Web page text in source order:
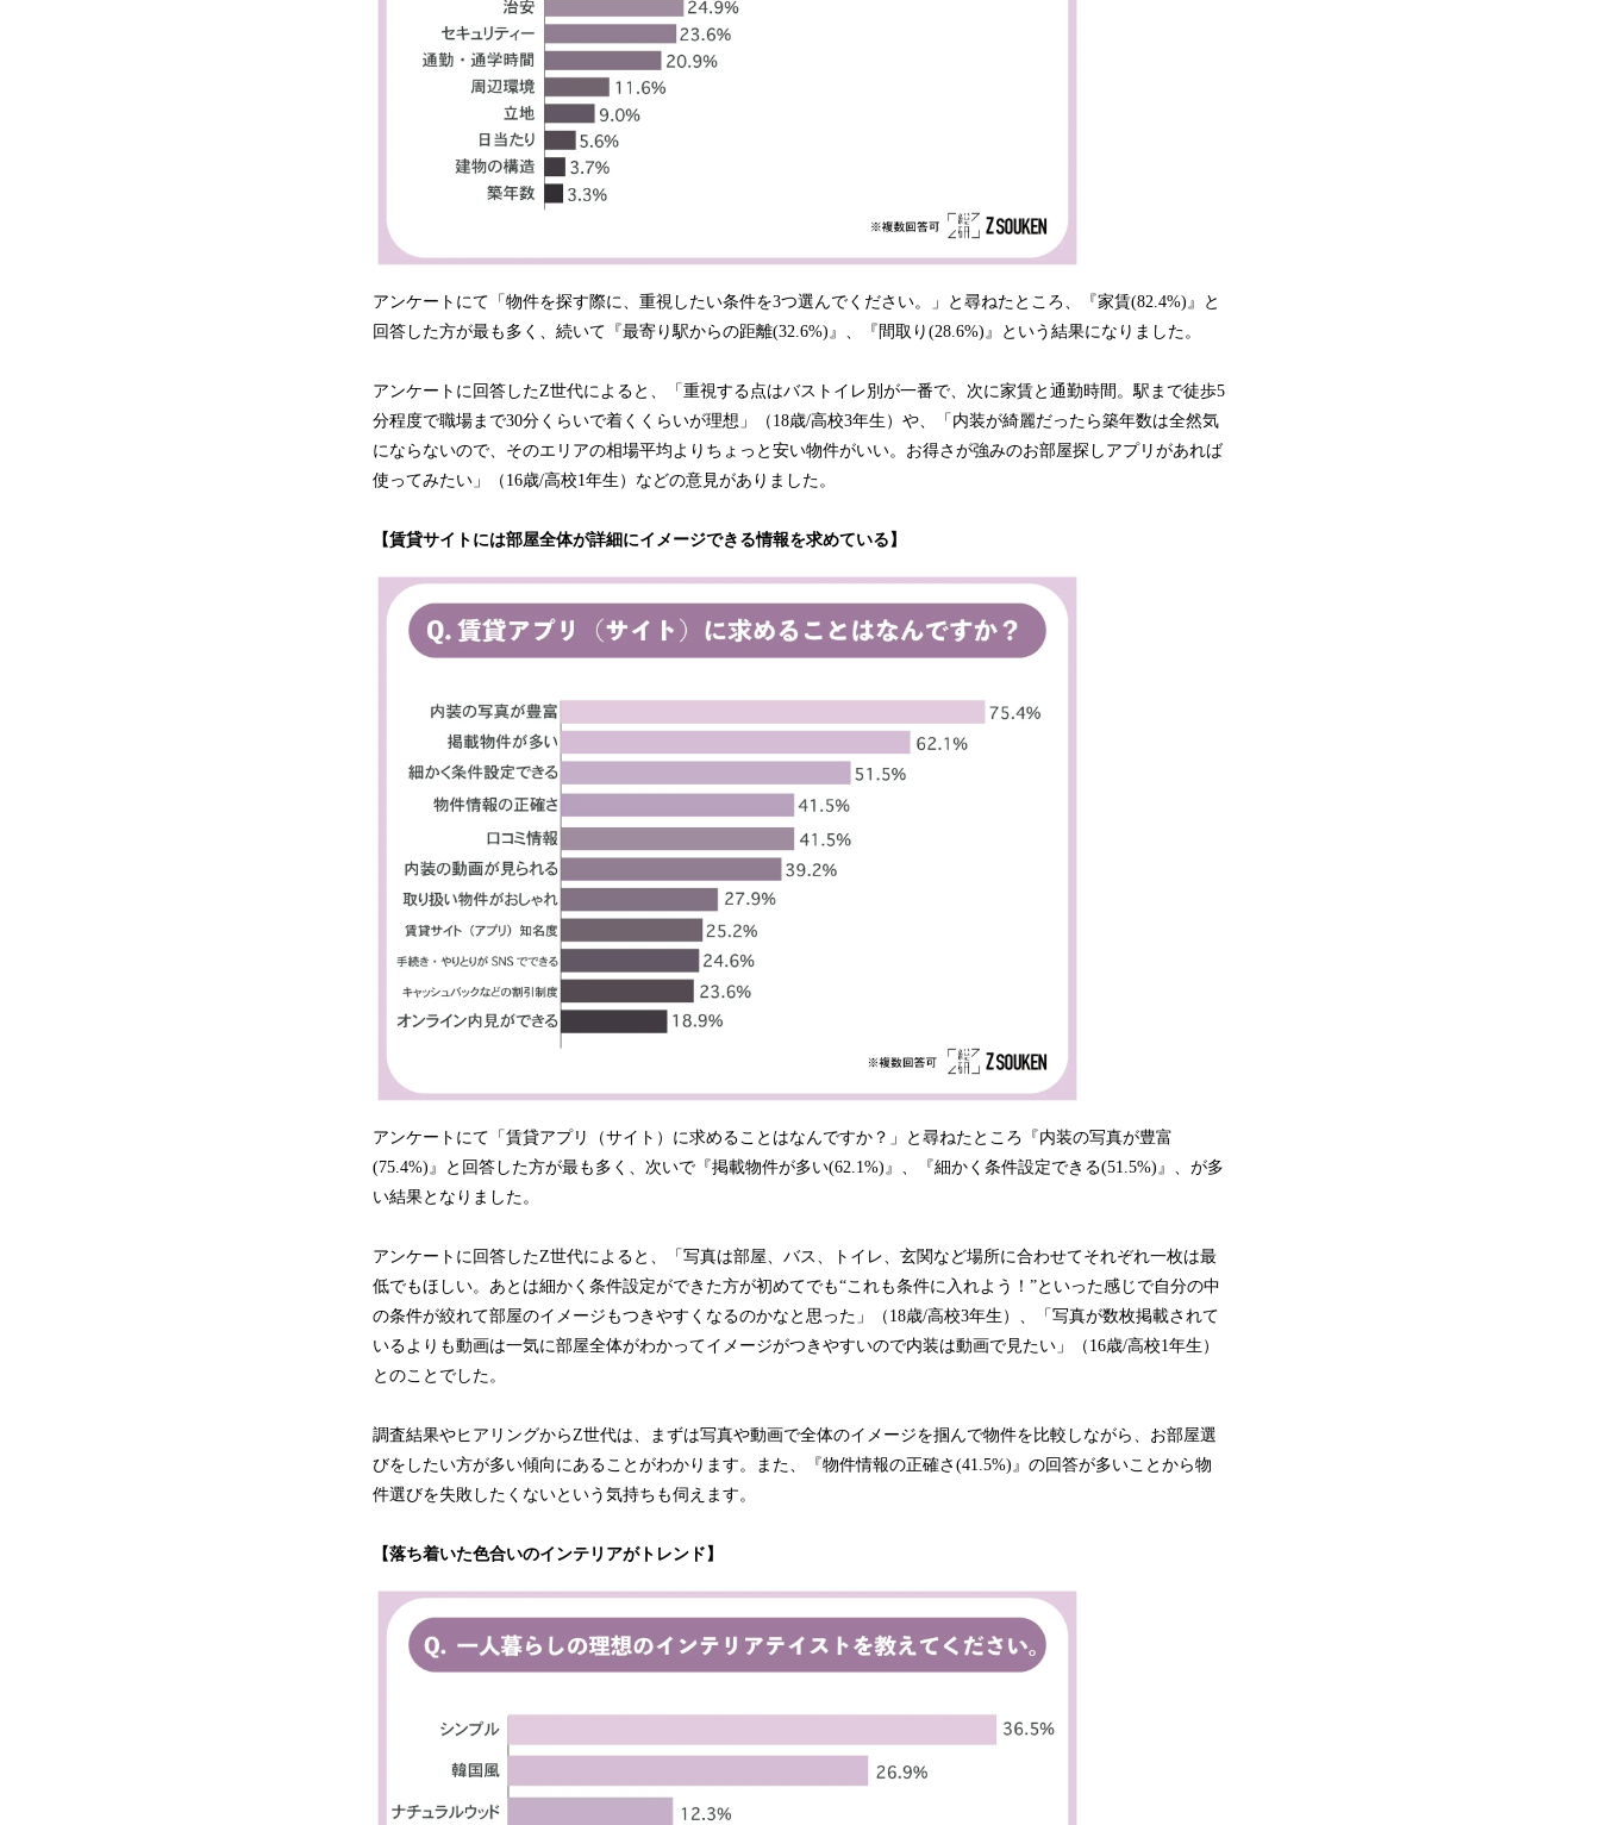
アンケートにて「物件を探す際に、重視したい条件を3つ選んでください。」と尋ねたところ、『家賃(82.4%)』と
回答した方が最も多く、続いて『最寄り駅からの距離(32.6%)』、『間取り(28.6%)』という結果になりました。
アンケートに回答したZ世代によると、「重視する点はバストイレ別が一番で、次に家賃と通勤時間。駅まで徒歩5
分程度で職場まで30分くらいで着くくらいが理想」（18歳/高校3年生）や、「内装が綺麗だったら築年数は全然気
にならないので、そのエリアの相場平均よりちょっと安い物件がいい。お得さが強みのお部屋探しアプリがあれば
使ってみたい」（16歳/高校1年生）などの意見がありました。
【賃貸サイトには部屋全体が詳細にイメージできる情報を求めている】
アンケートにて「賃貸アプリ（サイト）に求めることはなんですか？」と尋ねたところ『内装の写真が豊富
(75.4%)』と回答した方が最も多く、次いで『掲載物件が多い(62.1%)』、『細かく条件設定できる(51.5%)』、が多
い結果となりました。
アンケートに回答したZ世代によると、「写真は部屋、バス、トイレ、玄関など場所に合わせてそれぞれ一枚は最
低でもほしい。あとは細かく条件設定ができた方が初めてでも“これも条件に入れよう！”といった感じで自分の中
の条件が絞れて部屋のイメージもつきやすくなるのかなと思った」（18歳/高校3年生）、「写真が数枚掲載されて
いるよりも動画は一気に部屋全体がわかってイメージがつきやすいので内装は動画で見たい」（16歳/高校1年生）
とのことでした。
調査結果やヒアリングからZ世代は、まずは写真や動画で全体のイメージを掴んで物件を比較しながら、お部屋選
びをしたい方が多い傾向にあることがわかります。また、『物件情報の正確さ(41.5%)』の回答が多いことから物
件選びを失敗したくないという気持ちも伺えます。
【落ち着いた色合いのインテリアがトレンド】